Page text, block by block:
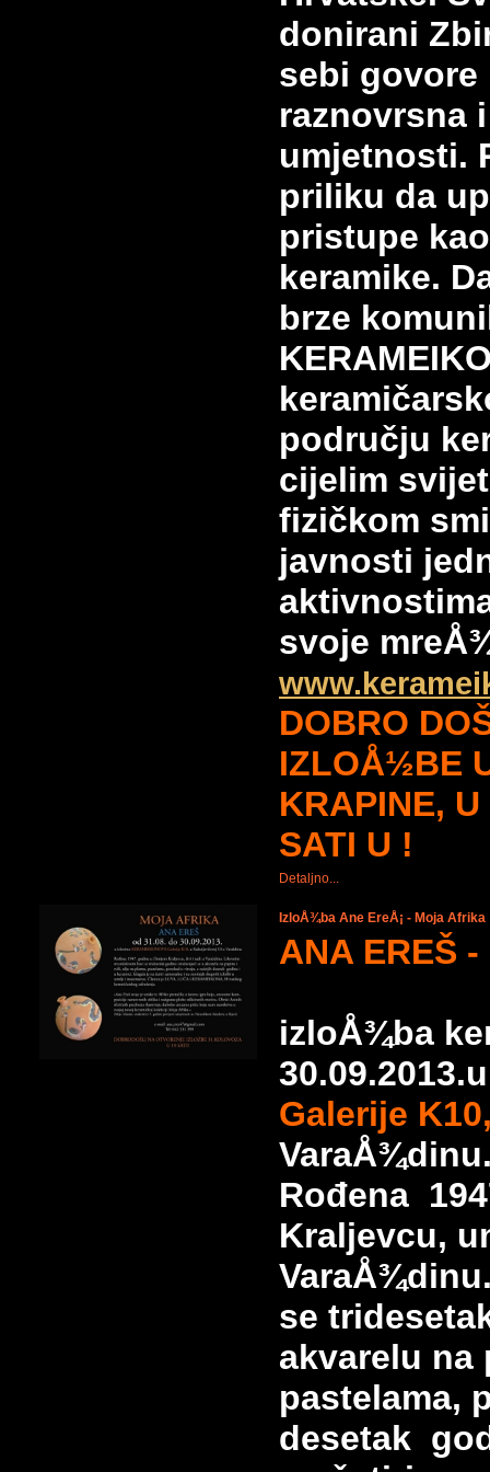
donirani
sebi govore
raznovrsna
umjetnosti.
priliku da
pristupe
keramike.
brze
području
cijelim
fizičkom
javnosti
svoje
DOBRO
IZLOÅ½BE
KRAPINE,
SATI U !
Detaljno...
IzloÅ¾ba Ane EreÅ¡ - Moja Afrika
ANA EREŠ
izloÅ¾ba
Galerije
Rođena
Kraljevcu,
se
akvarelu
pastelama,
desetak